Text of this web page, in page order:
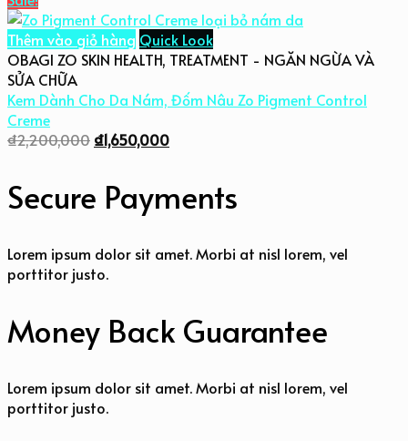
Thêm vào giỏ hàng Quick Look
OBAGI ZO SKIN HEALTH, TREATMENT - NGĂN NGỪA VÀ
SỬA CHỮA
Kem Dành Cho Da Nám, Đốm Nâu Zo Pigment Control
Creme
₫2,200,000 ₫1,650,000
Secure Payments
Lorem ipsum dolor sit amet. Morbi at nisl lorem, vel
porttitor justo.
Money Back Guarantee
Lorem ipsum dolor sit amet. Morbi at nisl lorem, vel
porttitor justo.